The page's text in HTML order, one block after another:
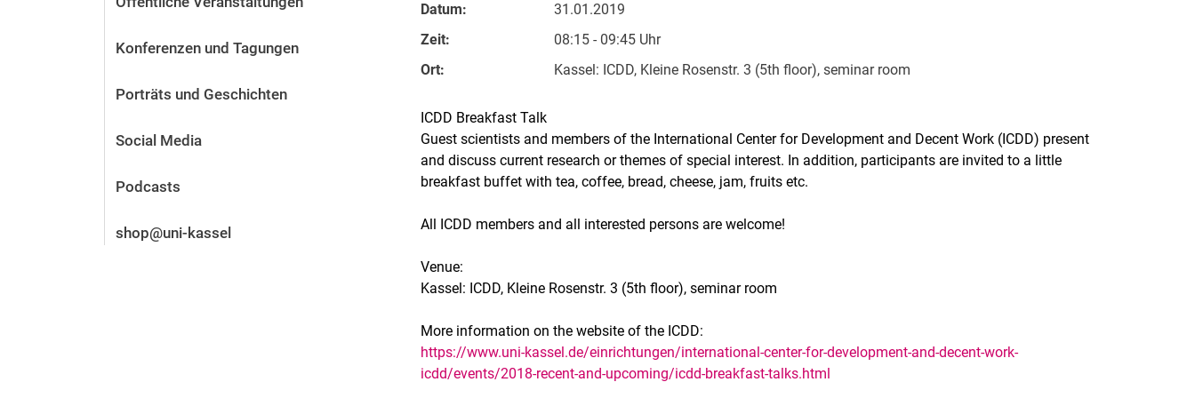
Stellenangebote
Alum­ni und Freunde
Kontakt und Standorte
Konferenzen und Tagungen
Porträts und Geschichten
Social Media
Podcasts
shop@uni-kassel
Datum:
31.01.2019
Zeit:
08:15 - 09:45 Uhr
Ort:
Kassel: ICDD, Kleine Rosenstr. 3 (5th floor), seminar room
ICDD Breakfast Talk
Guest scientists and members of the International Center for Development and Decent Work (ICDD) present
and discuss current research or themes of special interest. In addition, participants are invited to a little
breakfast buffet with tea, coffee, bread, cheese, jam, fruits etc.
All ICDD members and all interested persons are welcome!
Venue:
Kassel: ICDD, Kleine Rosenstr. 3 (5th floor), seminar room
More information on the website of the ICDD:
https://www.uni-kassel.de/einrichtungen/international-center-for-development-and-decent-work-
icdd/events/2018-recent-and-upcoming/icdd-breakfast-talks.html